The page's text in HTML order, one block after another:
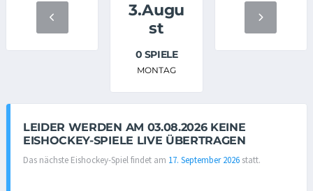
3.Augu
st
0 SPIELE
MONTAG
LEIDER WERDEN AM 03.08.2026 KEINE
EISHOCKEY-SPIELE LIVE ÜBERTRAGEN
Das nächste Eishockey-Spiel findet am 17. September 2026 statt.